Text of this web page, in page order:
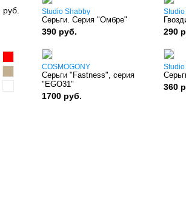
руб. Studio Shabby
Серьги. Серия "Омбре"
390 руб. 290
COSMOGONY
Серьги "Fastness", серия
"EGO31"
1700 руб.
360